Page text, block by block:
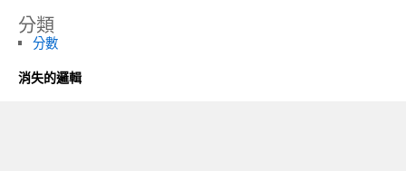
分類
分數
消失的邏輯